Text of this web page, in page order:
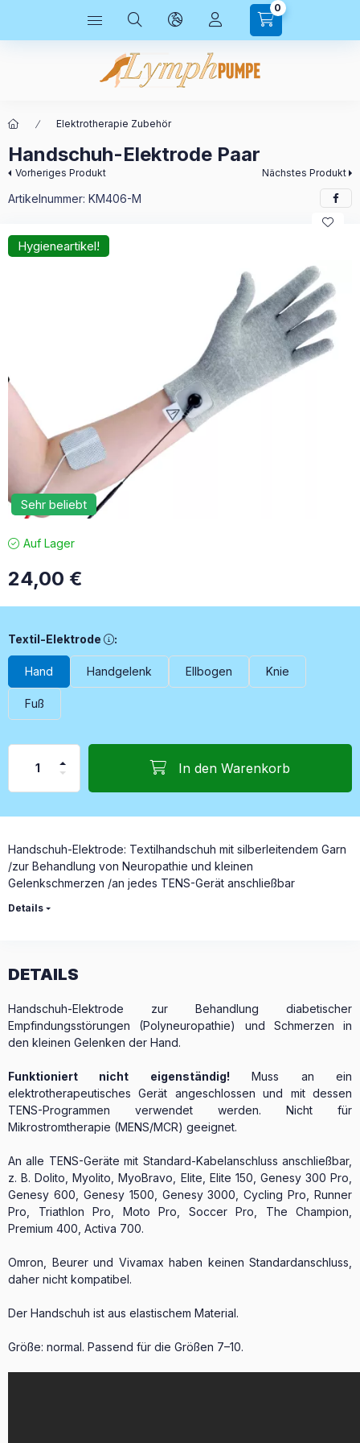
0
Elektrotherapie Zubehör
Handschuh-Elektrode Paar
Vorheriges Produkt Nächstes Produkt
Artikelnummer: KM406-M
Hygieneartikel!
Sehr beliebt
Auf Lager
24,00 €
Textil-Elektrode, Die aus leitfähigem Gewebe hergestellte
Textil-Elektrode :
Hand Handgelenk Ellbogen Knie
Fuß
In den Warenkorb
Handschuh-Elektrode: Textilhandschuh mit silberleitendem Garn
/zur Behandlung von Neuropathie und kleinen
Gelenkschmerzen /an jedes TENS-Gerät anschließbar
Details
DETAILS
Handschuh-Elektrode zur Behandlung diabetischer
Empfindungsstörungen (Polyneuropathie) und Schmerzen in
den kleinen Gelenken der Hand.
Funktioniert nicht eigenständig! Muss an ein
elektrotherapeutisches Gerät angeschlossen und mit dessen
TENS-Programmen verwendet werden. Nicht für
Mikrostromtherapie (MENS/MCR) geeignet.
An alle TENS-Geräte mit Standard-Kabelanschluss anschließbar,
z. B. Dolito, Myolito, MyoBravo, Elite, Elite 150, Genesy 300 Pro,
Genesy 600, Genesy 1500, Genesy 3000, Cycling Pro, Runner
Pro, Triathlon Pro, Moto Pro, Soccer Pro, The Champion,
Premium 400, Activa 700.
Omron, Beurer und Vivamax haben keinen Standardanschluss,
daher nicht kompatibel.
Der Handschuh ist aus elastischem Material.
Größe: normal. Passend für die Größen 7–10.